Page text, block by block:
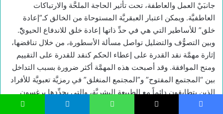
جانبَيْ العمل والعاطفة، تحت تأثير الحاجة الملحَّة والارتباكات
العاطفيَّة. ويمكن اعتبار العبقريَّة المستوحاة من الخالق كـ”إعادة
خلق” للأساطير التي هي في حدِّ ذاتها إعادة خلق للاندفاع الحيويّْ.
وبين التصوُّف والتضليل تواصل مسألة الأسطورة، من خلال تناقضها،
إثارة مهمَّة نقد القدرة على إعطاء الحكم كنقد للقدرة على التقييم
ومنح الموافقة. وقد أصبحت هذه المهمَّة أكثر ضرورة بسبب التداخل
بين “المجتمع المفتوح” و”المجتمع المنغلق” في رمزيَّة تعبويَّة للأفراد
الذين يتطابقون دائماً مع الطبيعة البشريَّة، والتي يحدِّدها برغسون
بأنَّها “لا تتغيَّر وبأنَّ سياستها – بالبحث والتحقيق – تكشف عن